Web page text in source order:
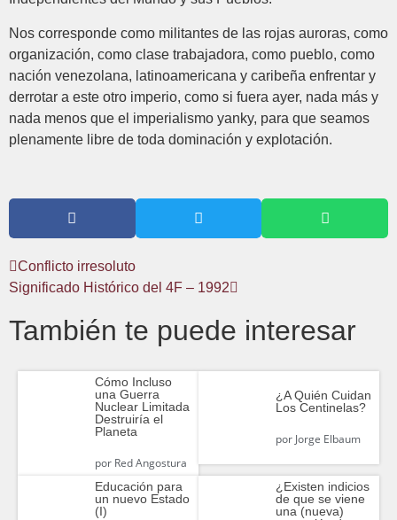
Nos corresponde como militantes de las rojas auroras, como
organización, como clase trabajadora, como pueblo, como
nación venezolana, latinoamericana y caribeña enfrentar y
derrotar a este otro imperio, como si fuera ayer, nada más y
nada menos que el imperialismo yanky, para que seamos
plenamente libre de toda dominación y explotación.
Conflicto irresoluto
Significado Histórico del 4F – 1992
También te puede interesar
Cómo Incluso
una Guerra
Nuclear Limitada
Destruiría el
Planeta
porRed Angostura
¿A Quién Cuidan
Los Centinelas?
porJorge Elbaum
Educación para
un nuevo Estado
(I)
¿Existen indicios
de que se viene
una (nueva)